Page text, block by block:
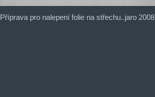
Příprava pro nalepení folie na střechu..jaro 2008